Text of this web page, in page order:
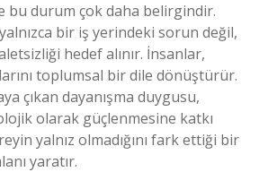
bu durum çok daha belirgindir.
bir iş yerindeki sorun değil,
hedef alınır. İnsanlar,
toplumsal bir dile dönüştürür.
çıkan dayanışma duygusu,
olarak güçlenmesine katkı
yalnız olmadığını fark ettiği bir
yaratır.